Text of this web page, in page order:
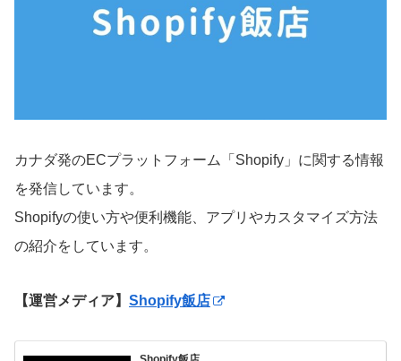
カナダ発のECプラットフォーム「Shopify」に関する情報
を発信しています。
Shopifyの使い方や便利機能、アプリやカスタマイズ方法
の紹介をしています。
【運営メディア】 Shopify飯店